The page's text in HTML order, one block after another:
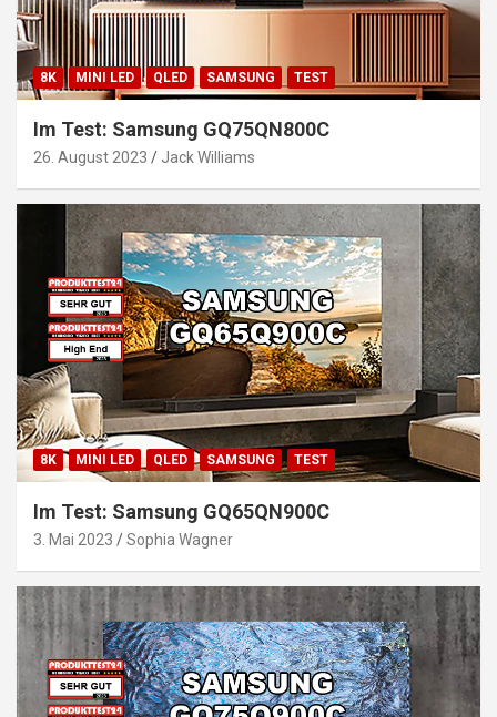
8K MINI LED QLED SAMSUNG TEST
Im Test: Samsung GQ75QN800C
26. August 2023 Jack Williams
8K MINI LED QLED SAMSUNG TEST
Im Test: Samsung GQ65QN900C
3. Mai 2023 Sophia Wagner